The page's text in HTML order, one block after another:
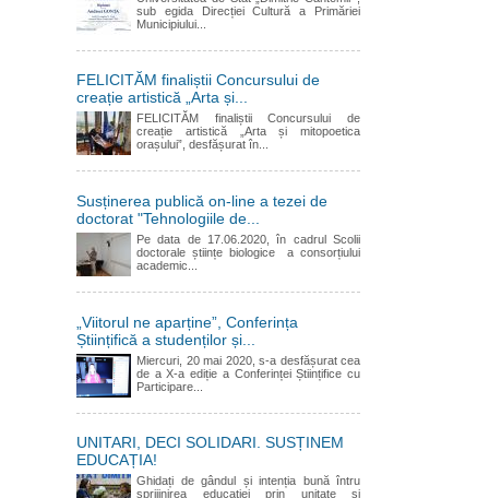
sub egida Direcției Cultură a Primăriei
Municipiului...
FELICITĂM finaliștii Concursului de
creație artistică „Arta și...
FELICITĂM finaliștii Concursului de
creație artistică „Arta și mitopoetica
orașului”, desfășurat în...
Susținerea publică on-line a tezei de
doctorat "Tehnologiile de...
Pe data de 17.06.2020, în cadrul Scolii
doctorale științe biologice a consorțiului
academic...
„Viitorul ne aparține”, Conferința
Științifică a studenților și...
Miercuri, 20 mai 2020, s-a desfășurat cea
de a X-a ediție a Conferinței Științifice cu
Participare...
UNITARI, DECI SOLIDARI. SUSȚINEM
EDUCAȚIA!
Ghidați de gândul și intenția bună întru
sprijinirea educației prin unitate și